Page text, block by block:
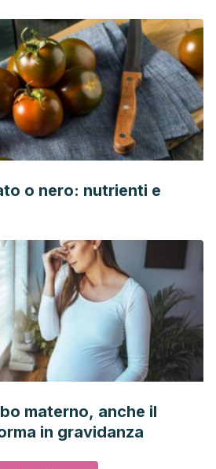
o nero: nutrienti e
materno, anche il
in gravidanza